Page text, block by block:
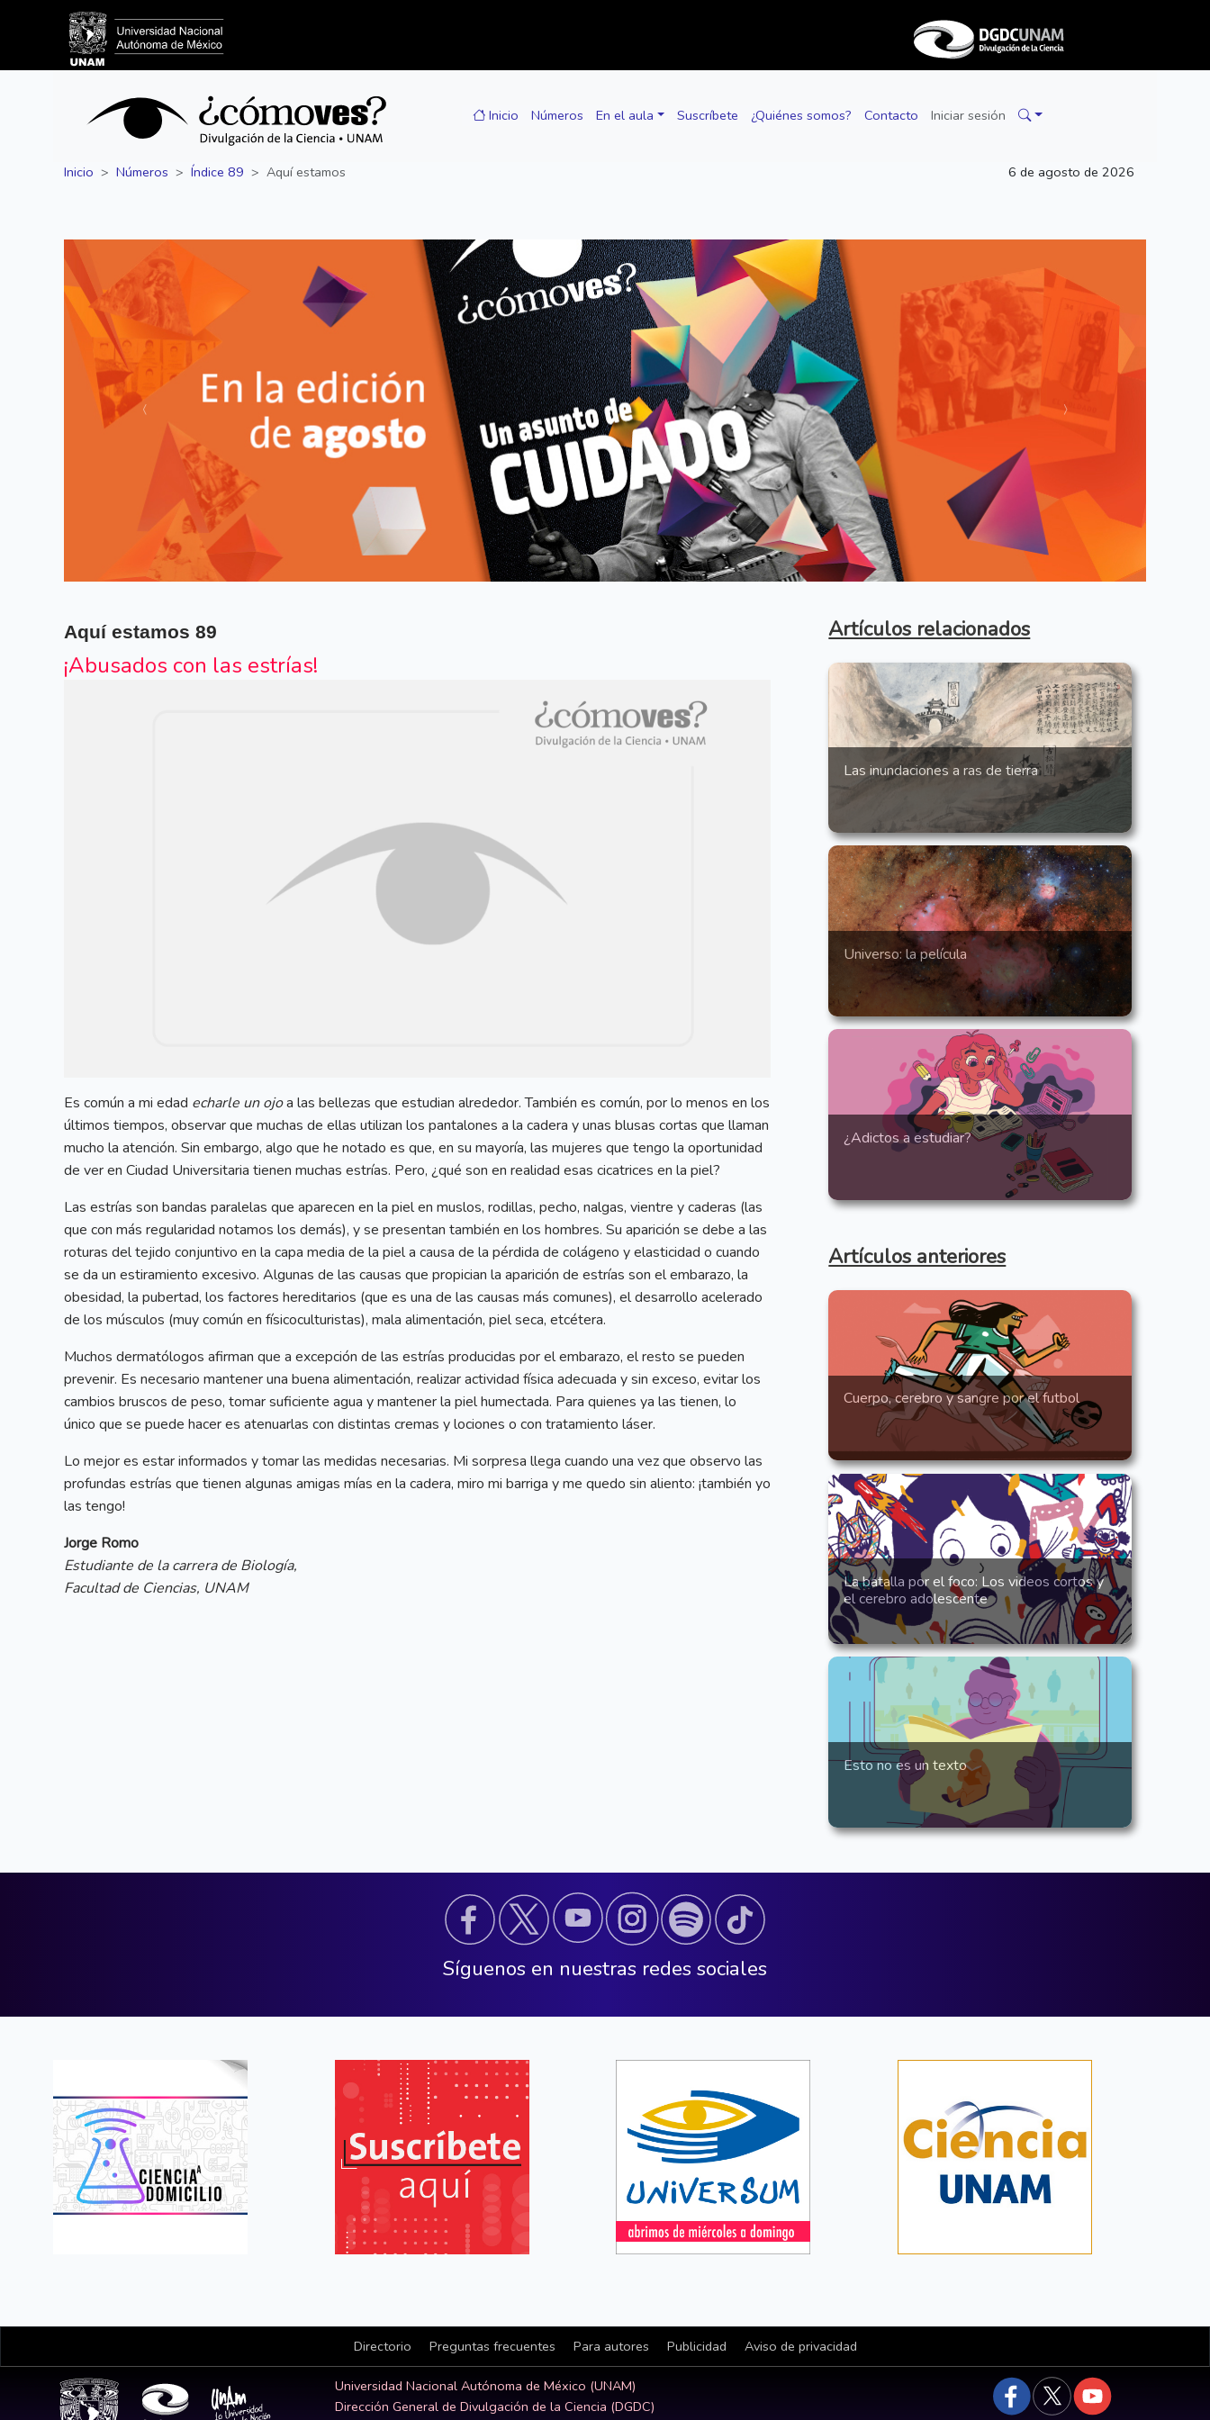
Inicio Números En el aula Suscríbete ¿Quiénes somos? Contacto Iniciar sesión
Inicio Números Índice 89 Aquí estamos 6 de agosto de 2026
Siguiente Anterior
Aquí estamos 89
¡Abusados con las estrías!
Es común a mi edad echarle un ojoa las bellezas que estudian alrededor. También es común, por lo menos en los
últimos tiempos, observar que muchas de ellas utilizan los pantalones a la cadera y unas blusas cortas que llaman
mucho la atención. Sin embargo, algo que he notado es que, en su mayoría, las mujeres que tengo la oportunidad
de ver en Ciudad Universitaria tienen muchas estrías. Pero, ¿qué son en realidad esas cicatrices en la piel?
Las estrías son bandas paralelas que aparecen en la piel en muslos, rodillas, pecho, nalgas, vientre y caderas (las
que con más regularidad notamos los demás), y se presentan también en los hombres. Su aparición se debe a las
roturas del tejido conjuntivo en la capa media de la piel a causa de la pérdida de colágeno y elasticidad o cuando
se da un estiramiento excesivo. Algunas de las causas que propician la aparición de estrías son el embarazo, la
obesidad, la pubertad, los factores hereditarios (que es una de las causas más comunes), el desarrollo acelerado
de los músculos (muy común en físicoculturistas), mala alimentación, piel seca, etcétera.
Muchos dermatólogos afirman que a excepción de las estrías producidas por el embarazo, el resto se pueden
prevenir. Es necesario mantener una buena alimentación, realizar actividad física adecuada y sin exceso, evitar los
cambios bruscos de peso, tomar suficiente agua y mantener la piel humectada. Para quienes ya las tienen, lo
único que se puede hacer es atenuarlas con distintas cremas y lociones o con tratamiento láser.
Lo mejor es estar informados y tomar las medidas necesarias. Mi sorpresa llega cuando una vez que observo las
profundas estrías que tienen algunas amigas mías en la cadera, miro mi barriga y me quedo sin aliento: ¡también yo
las tengo!
Jorge Romo
Estudiante de la carrera de Biología,
Facultad de Ciencias, UNAM
Artículos relacionados
Las inundaciones a ras de tierra
Universo: la película
¿Adictos a estudiar?
Artículos anteriores
Cuerpo, cerebro y sangre por el futbol
La batalla por el foco: Los videos cortos y
el cerebro adolescente
Esto no es un texto
Síguenos en nuestras redes sociales
Directorio Preguntas frecuentes Para autores Publicidad Aviso de privacidad
Universidad Nacional Autónoma de México (UNAM)
Dirección General de Divulgación de la Ciencia (DGDC)